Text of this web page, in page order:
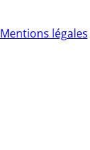
Mentions légales